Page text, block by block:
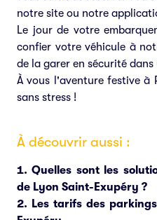
notre site ou notre
Le jour de votre
confier votre véhicule à
de la garer en sécurité
À vous l'aventure festive à
sans stress !
À découvrir aussi :
Quelles sont les
de Lyon Saint-Exupéry ?
Les tarifs des